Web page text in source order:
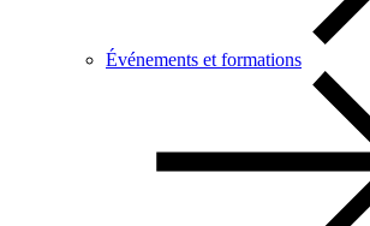
Événements et formations